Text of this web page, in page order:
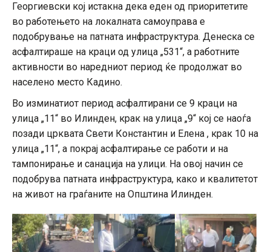
Георгиевски кој истакна дека еден од приоритетите
во работењето на локалната самоуправа е
подобрување на патната инфраструктура. Денеска се
асфалтираше на краци од улица „531“, а работните
активности во наредниот период ќе продолжат во
населено место Кадино.
Во изминатиот период асфалтирани се 9 краци на
улица „11“ во Илинден, крак на улица „9“ кој се наоѓа
позади црквата Свети Константин и Елена , крак 10 на
улица „11“, а покрај асфалтирање се работи и на
тампонирање и санација на улици. На овој начин се
подобрува патната инфраструктура, како и квалитетот
на живот на граѓаните на Општина Илинден.